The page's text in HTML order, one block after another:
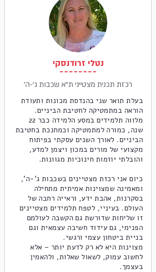
נטלי זרודנסקי
'רכזת תכנית מצטייני ת"א שכבות ג'-ה
בעלת תואר שני בהנדסת מכונות ותעודת
הוראה במתמטיקה לחטיבת הביניים.
מלווה תלמידים במסע הלמידה כבר 22
שנה, כמורה למתמטיקה וכמחנכת בחטיבת
הביניים. לאורך השנים עסקתי בפיתוח
מקצועי של מורים במכון ויצמן למדע,
והובלתי יוזמות חינוכיות מגוונות.
כיום אני רכזת מצטיינים בשכבות ג’-ה’,
ומאמינה שמצוינות אמיתית מתחילה
בסקרנות, אהבת ידע, וראייה רחבה של
העולם. בעיניי, לטפח תלמידים מצטיינים
זו שליחות שדורשת גם הקשבה לעולמם
הפנימי, גם עידוד חשיבה עצמאית וגם
בניית ביטחון עצמי ורגשי.
מצוינות היא לא רק לדעת יותר – אלא
לחשוב עמוק, לשאול שאלות, ולהאמין
בעצמך.